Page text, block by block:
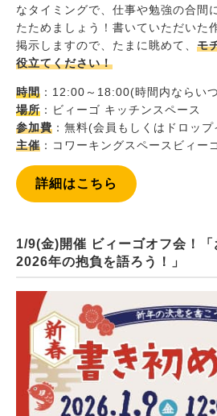
なタイミングで、仕事や勉強の合間
たためましょう！書いていただいた
掲示しますので、たまに眺めて、 モ
役立てください！
時間：12:00～18:00(時間内ならいつ
場所：ビィーゴ キッチンスペース
参加費：無料(会員もしくはドロップ
主催：コワーキングスペースビィー
詳細はこちら
1/9(金)開催 ビィーゴオフ会！「
2026年の抱負を語ろう！」